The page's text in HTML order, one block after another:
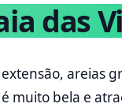
das
areias
muito bela e